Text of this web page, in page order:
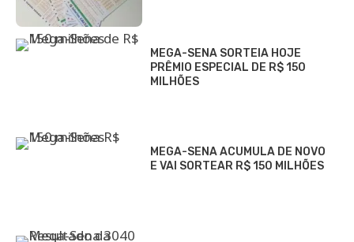
MEGA-SENA SORTEIA HOJE
PRÊMIO ESPECIAL DE R$ 150
MILHÕES
MEGA-SENA ACUMULA DE NOVO
E VAI SORTEAR R$ 150 MILHÕES